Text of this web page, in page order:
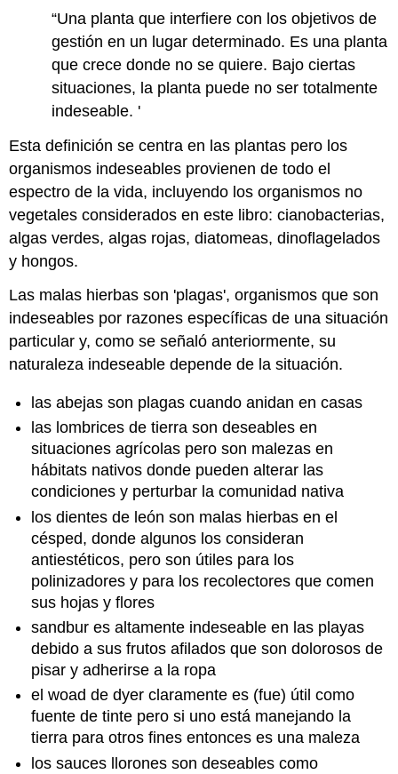
“Una planta que interfiere con los objetivos de
gestión en un lugar determinado. Es una planta
que crece donde no se quiere. Bajo ciertas
situaciones, la planta puede no ser totalmente
indeseable. '
Esta definición se centra en las plantas pero los
organismos indeseables provienen de todo el
espectro de la vida, incluyendo los organismos no
vegetales considerados en este libro: cianobacterias,
algas verdes, algas rojas, diatomeas, dinoflagelados
y hongos.
Las malas hierbas son 'plagas', organismos que son
indeseables por razones específicas de una situación
particular y, como se señaló anteriormente, su
naturaleza indeseable depende de la situación.
las abejas son plagas cuando anidan en casas
las lombrices de tierra son deseables en
situaciones agrícolas pero son malezas en
hábitats nativos donde pueden alterar las
condiciones y perturbar la comunidad nativa
los dientes de león son malas hierbas en el
césped, donde algunos los consideran
antiestéticos, pero son útiles para los
polinizadores y para los recolectores que comen
sus hojas y flores
sandbur es altamente indeseable en las playas
debido a sus frutos afilados que son dolorosos de
pisar y adherirse a la ropa
el woad de dyer claramente es (fue) útil como
fuente de tinte pero si uno está manejando la
tierra para otros fines entonces es una maleza
los sauces llorones son deseables como